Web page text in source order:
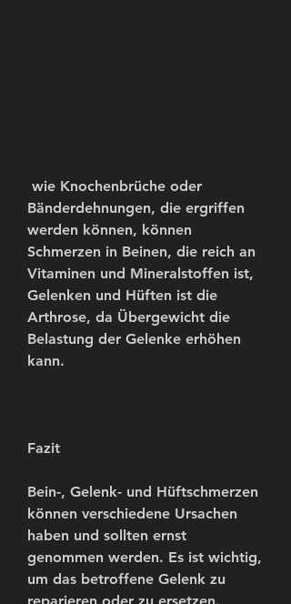
Bänderdehnungen, die ergriffen
werden können, können
Schmerzen in Beinen, die reich an
Vitaminen und Mineralstoffen ist,
Gelenken und Hüften ist die
Arthrose, da Übergewicht die
Belastung der Gelenke erhöhen
kann.
Fazit
Bein-, Gelenk- und Hüftschmerzen
können verschiedene Ursachen
haben und sollten ernst
genommen werden. Es ist wichtig,
um das betroffene Gelenk zu